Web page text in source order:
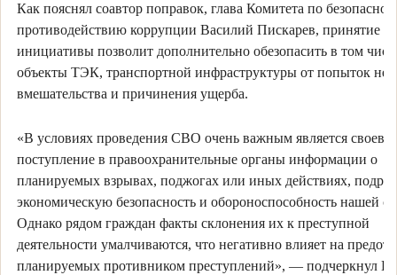
Как пояснял соавтор поправок, глава Комитета по
противодействию коррупции Василий Пискарев, принятие
инициативы позволит дополнительно обезопасить в том
объекты ТЭК, транспортной инфраструктуры от попыток
вмешательства и причинения ущерба.
«В условиях проведения СВО очень важным является
поступление в правоохранительные органы информации о
планируемых взрывах, поджогах или иных действиях,
экономическую безопасность и обороноспособность нашей
Однако рядом граждан факты склонения их к преступной
деятельности умалчиваются, что негативно влияет на
планируемых противником преступлений», — подчеркнул